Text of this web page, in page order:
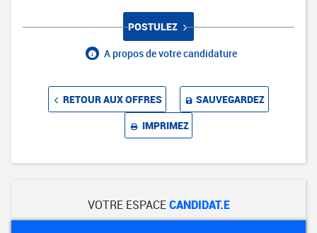
POSTULEZ
A propos de votre candidature
RETOUR AUX OFFRES
SAUVEGARDEZ
IMPRIMEZ
VOTRE ESPACECANDIDAT.E